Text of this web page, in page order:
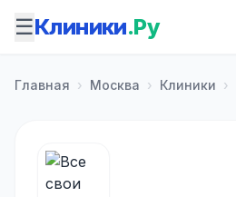
☰Клиники.Ру
Главная › Москва › Клиники ›